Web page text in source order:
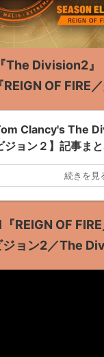
『The Division2』
OF FIRE／
Clancy's The
ジョン２】記事ま
続きを見
REIGN OF FIRE
ジョン2／The